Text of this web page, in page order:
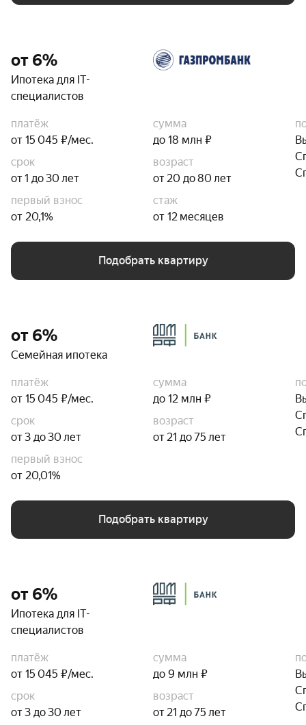
от 6%
Ипотека для IT-
специалистов
платёж
от 15 045 ₽/мес.
сумма
до 18 млн ₽
срок
от 1 до 30 лет
возраст
от 20 до 80 лет
первый взнос
от 20,1%
стаж
от 12 месяцев
Подобрать квартиру
от 6%
Семейная ипотека
платёж
от 15 045 ₽/мес.
сумма
до 12 млн ₽
срок
от 3 до 30 лет
возраст
от 21 до 75 лет
первый взнос
от 20,01%
Подобрать квартиру
от 6%
Ипотека для IT-
специалистов
платёж
от 15 045 ₽/мес.
сумма
до 9 млн ₽
срок
от 3 до 30 лет
возраст
от 21 до 75 лет